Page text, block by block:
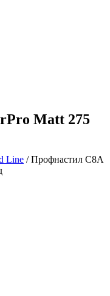
Matt 275
Line / Профнастил С8А